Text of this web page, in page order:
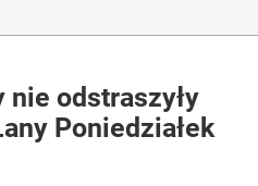
odstraszyły
Poniedziałek